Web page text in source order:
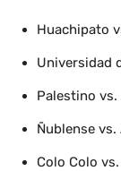
Huachipato
Universidad
Palestino
Ñublense
Colo Colo